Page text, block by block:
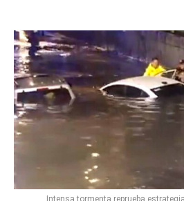
Intensa tormenta reprueba